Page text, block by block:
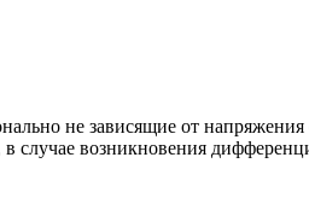
не зависящие от
случае возникновения